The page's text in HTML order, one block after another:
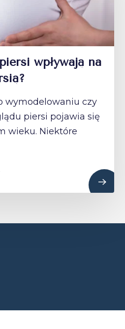
wpływają na
wymodelowaniu czy
piersi pojawia się
wieku. Niektóre